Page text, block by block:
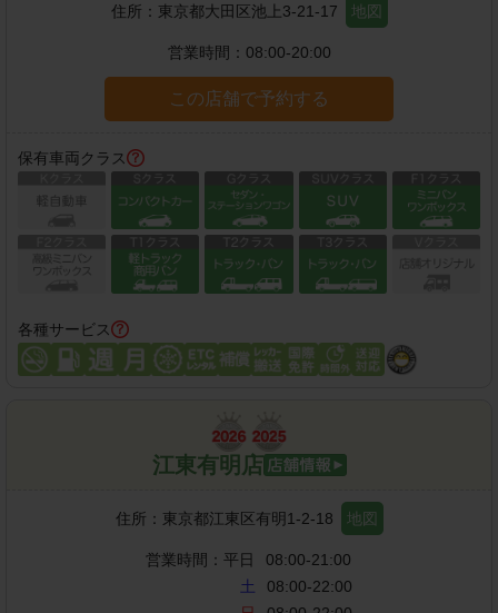
住所： 東京都大田区池上3-21-17 地図
営業時間： 08:00-20:00
この店舗で予約する
保有車両クラス
各種サービス
江東有明店
住所： 東京都江東区有明1-2-18 地図
営業時間： 平日
08:00-21:00
土
08:00-22:00